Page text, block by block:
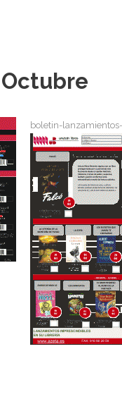
boletin-